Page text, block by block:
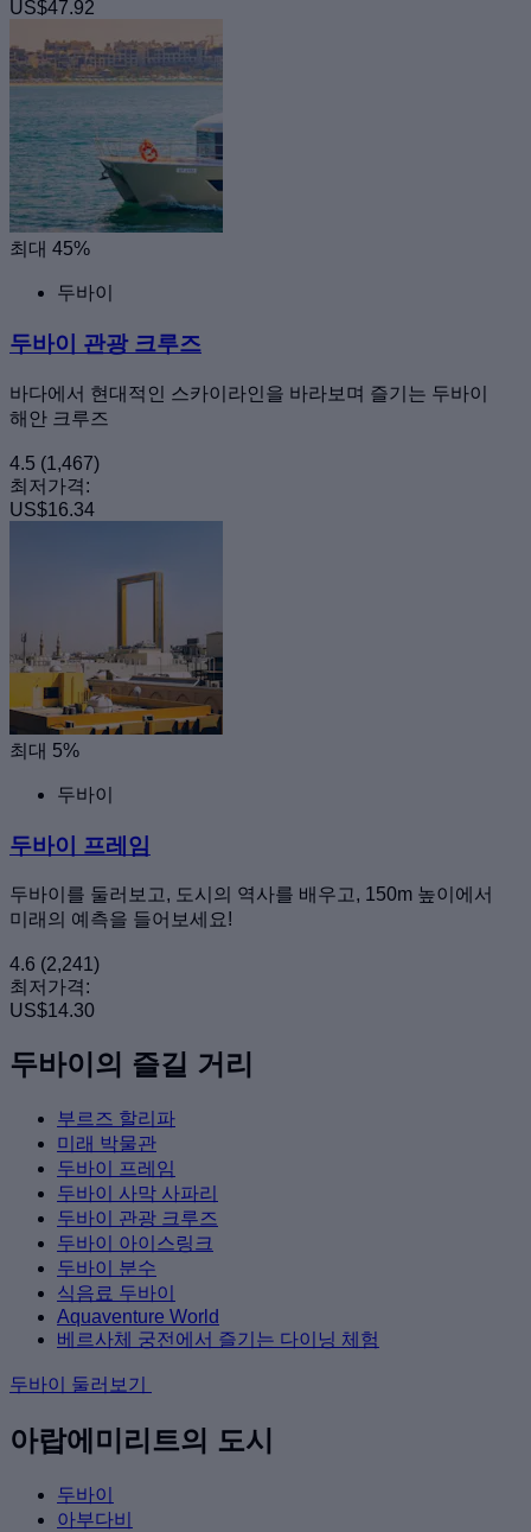
US$47.92
최대 45%
두바이
두바이 관광 크루즈
바다에서 현대적인 스카이라인을 바라보며 즐기는 두바이
해안 크루즈
4.5 (1,467)
최저가격:
US$16.34
최대 5%
두바이
두바이 프레임
두바이를 둘러보고, 도시의 역사를 배우고, 150m 높이에서
미래의 예측을 들어보세요!
4.6 (2,241)
최저가격:
US$14.30
두바이의 즐길 거리
부르즈 할리파
미래 박물관
두바이 프레임
두바이 사막 사파리
두바이 관광 크루즈
두바이 아이스링크
두바이 분수
식음료 두바이
Aquaventure World
베르사체 궁전에서 즐기는 다이닝 체험
두바이 둘러보기
아랍에미리트의 도시
두바이
아부다비